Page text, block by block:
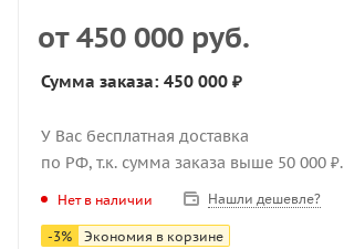
от450 000 руб.
Сумма заказа: 450 000 ₽
У Вас бесплатная доставка
по РФ, т.к. сумма заказа выше 50 000 ₽.
Нет в наличии Нашли дешевле?
-3% Экономия в корзине